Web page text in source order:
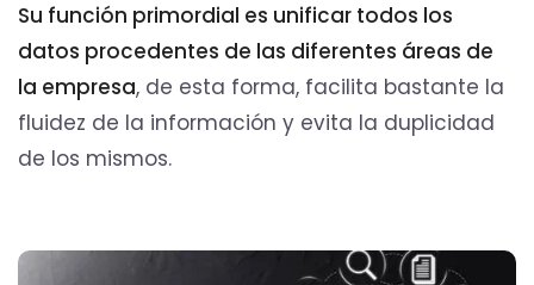
Su función primordial es unificar todos los
datos procedentes de las diferentes áreas de
la empresa, de esta forma, facilita bastante la
fluidez de la información y evita la duplicidad
de los mismos.